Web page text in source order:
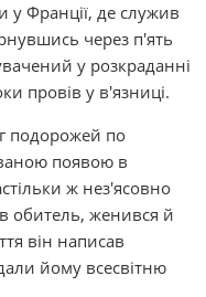
Франції, де служив
через п'ять
у розкраданні
провів у в'язниці.
подорожей по
появою в
ж нез'ясовно
обитель, женився й
він написав
йому всесвітню